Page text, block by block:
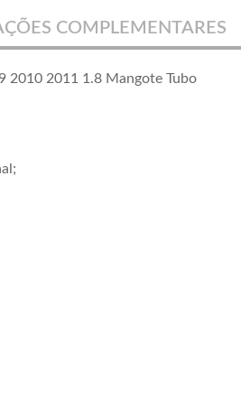
COMPLEMENTARES
2010 2011 1.8 Mangote Tubo